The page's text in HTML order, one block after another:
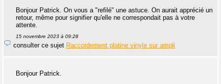
Bonjour Patrick. On vous a "refilé" une astuce. On aurait apprécié un
retour, même pour signifier qu'elle ne correspondait pas à votre
attente.
15 novembre 2023 à 09:28
consulter ce sujet Raccordement platine vinyle sur ampli
Bonjour Patrick.